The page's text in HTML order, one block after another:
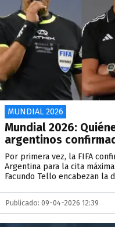
MUNDIAL 2026
Mundial 2026:
argentinos
Por primera vez, la FIFA
Argentina para la cita
Facundo Tello encabezan la
Publicado: 09-04-2026 12:39